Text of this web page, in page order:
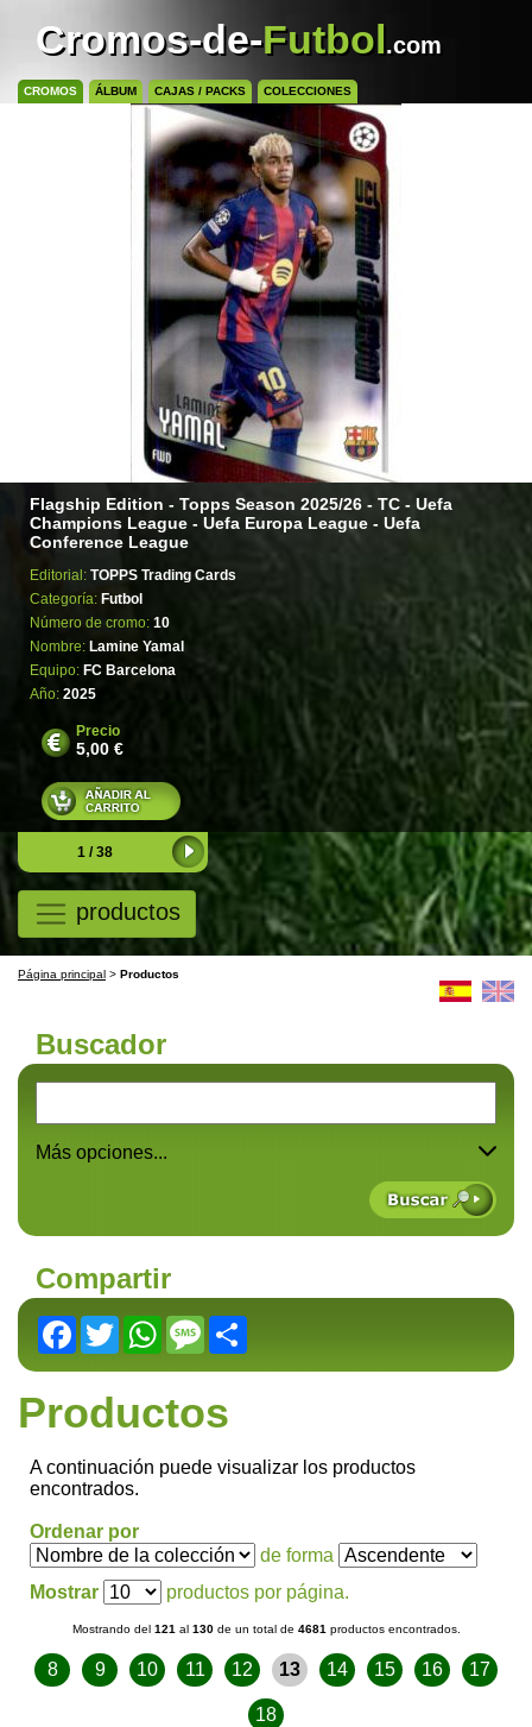
Cromos-de-Futbol.com
CROMOS ÁLBUM CAJAS / PACKS COLECCIONES
Flagship Edition - Topps Season 2025/26 - TC - Uefa
Champions League - Uefa Europa League - Uefa
Conference League
Editorial: TOPPS Trading Cards
Categoría: Futbol
Número de cromo: 10
Nombre: Lamine Yamal
Equipo: FC Barcelona
Año: 2025
Precio
5,00 €
1 / 38
productos
Página principal > Productos
Buscador
Más opciones...
Compartir
Facebook
TwitterWhatsApp
Message
Productos
A continuación puede visualizar los productos
encontrados.
Ordenar por
de forma
Mostrar
productos por página.
Mostrando del 121 al 130de un total de 4681 productos encontrados.
8 9 10 11 12 13 14 15 16 17
18